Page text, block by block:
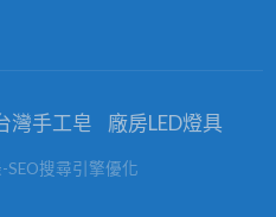
灣手工皂 廠房LED燈具
SEO搜尋引擎優化